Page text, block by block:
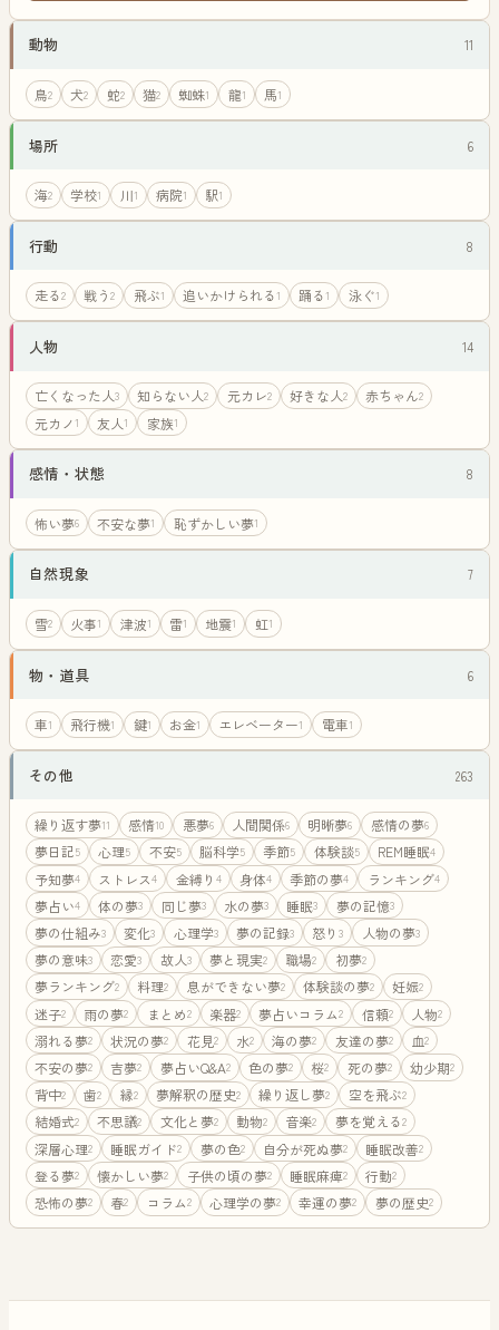
動物 11
鳥2 犬2 蛇2 猫2 蜘蛛1 龍1 馬1
場所 6
海2 学校1 川1 病院1 駅1
行動 8
走る2 戦う2 飛ぶ1 追いかけられる1 踊る1 泳ぐ1
人物 14
亡くなった人3 知らない人2 元カレ2 好きな人2 赤ちゃん2
元カノ1 友人1 家族1
感情・状態 8
怖い夢6 不安な夢1 恥ずかしい夢1
自然現象 7
雪2 火事1 津波1 雷1 地震1 虹1
物・道具 6
車1 飛行機1 鍵1 お金1 エレベーター1 電車1
その他 263
繰り返す夢11 感情10 悪夢6 人間関係6 明晰夢6 感情の夢6
夢日記5 心理5 不安5 脳科学5 季節5 体験談5 REM睡眠4
予知夢4 ストレス4 金縛り 4 身体4 季節の夢4 ランキング4
夢占い4 体の夢3 同じ夢3 水の夢3 睡眠3 夢の記憶3
夢の仕組み3 変化3 心理学3 夢の記録3 怒り3 人物の夢3
夢の意味3 恋愛3 故人3 夢と現実2 職場2 初夢2
夢ランキング2 料理2 息ができない夢2 体験談の夢2 妊娠2
迷子2 雨の夢2 まとめ2 楽器2 夢占いコラム2 信頼2 人物2
溺れる夢2 状況の夢2 花見2 水2 海の夢2 友達の夢2 血2
不安の夢2 吉夢2 夢占いQ&A2 色の夢2 桜2 死の夢2 幼少期2
背中2 歯2 縁2 夢解釈の歴史2 繰り返し夢2 空を飛ぶ2
結婚式2 不思議2 文化と夢2 動物2 音楽2 夢を覚える2
深層心理2 睡眠ガイド2 夢の色2 自分が死ぬ夢2 睡眠改善2
登る夢2 懐かしい夢2 子供の頃の夢2 睡眠麻痺2 行動2
恐怖の夢2 春2 コラム2 心理学の夢2 幸運の夢2 夢の歴史2